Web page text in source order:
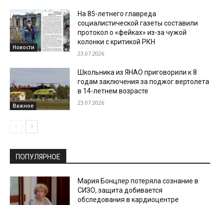
Новости
На 85-летнего главреда
социалистической газеты составили
протокол о «фейках» из-за чужой
колонки с критикой РКН
23.07.2026
Важное
Школьника из ЯНАО приговорили к 8
годам заключения за поджог вертолета
в 14-летнем возрасте
23.07.2026
ПОПУЛЯРНОЕ
Мария Бонцлер потеряла сознание в
СИЗО, защита добивается
обследования в кардиоцентре